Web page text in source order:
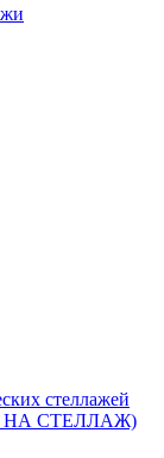
стеллажей
НА СТЕЛЛАЖ)